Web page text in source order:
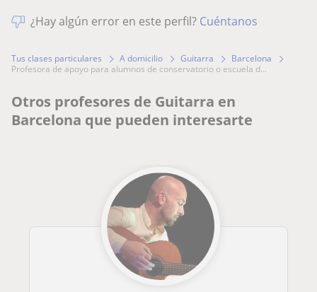
¿Hay algún error en este perfil? Cuéntanos
Tus clases particulares A domicilio Guitarra
Barcelona
profesora de apoyo para alumnos de conservatorio o escuela d...
Otros profesores de Guitarra en
Barcelona que pueden interesarte